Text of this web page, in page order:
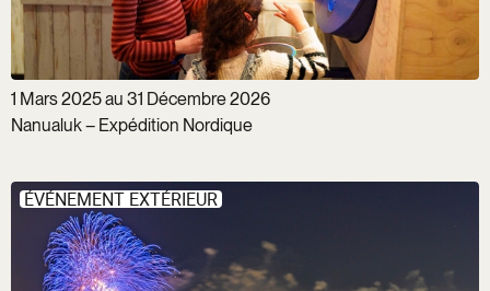
1 Mars 2025 au 31 Décembre 2026
Nanualuk – Expédition Nordique
ÉVÉNEMENT EXTÉRIEUR